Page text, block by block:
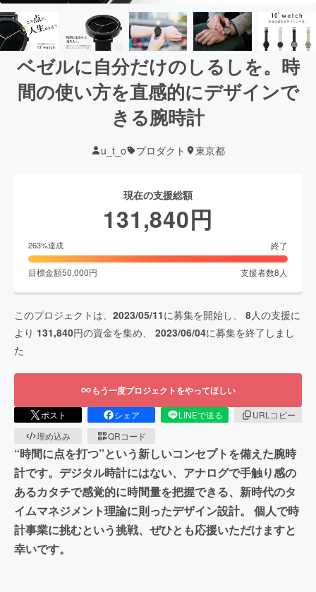
ベゼルに自分だけのしるしを。時
間の使い方を直感的にデザインで
きる腕時計
u_t_o プロダクト 東京都
現在の支援総額
131,840円
263%達成 終了
目標金額50,000円 支援者数8 人
このプロジェクトは、 2023/05/11に募集を開始し、 8人の支援に
より 131,840円の資金を集め、 2023/06/04に募集を終了しまし
た
もう一度プロジェクトをやってほしい
ポスト シェア LINEで送る
URLコピー
埋め込み
QRコード
“時間に点を打つ”という新しいコンセプトを備えた腕時
計です。デジタル時計にはない、アナログで手触り感の
あるカタチで感覚的に時間量を把握できる、新時代のタ
イムマネジメント理論に則ったデザイン設計。 個人で時
計事業に挑むという挑戦、ぜひとも応援いただけますと
幸いです。